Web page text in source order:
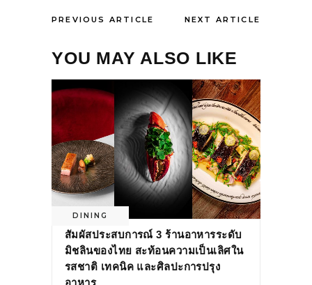
PREVIOUS ARTICLE NEXT ARTICLE
YOU MAY ALSO LIKE
DINING
สัมผัสประสบการณ์ 3 ร้านอาหารระดับ
มิชลินของไทย สะท้อนความเป็นเลิศใน
รสชาติ เทคนิค และศิลปะการปรุง
อาหาร